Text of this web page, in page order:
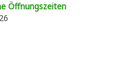
Öffnungszeiten